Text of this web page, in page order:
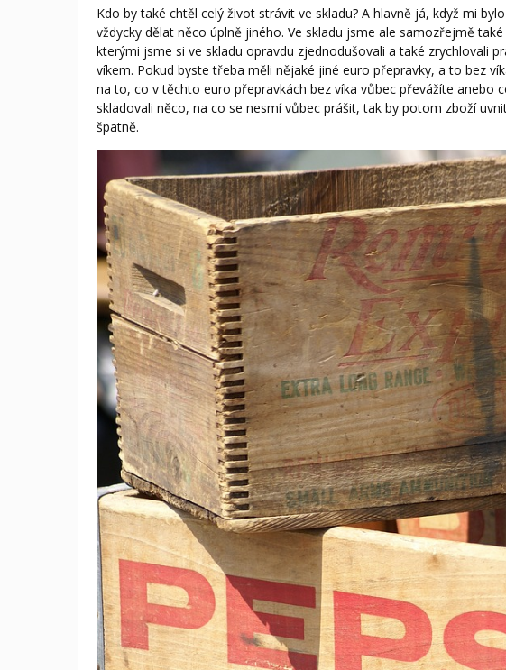
Kdo by také chtěl celý život strávit ve skladu? A hlavně já, když mi
vždycky dělat něco úplně jiného. Ve skladu jsme ale samozřejmě
kterými jsme si ve skladu opravdu zjednodušovali a také zrychlovali
víkem. Pokud byste třeba měli nějaké jiné euro přepravky, a to bez
na to, co v těchto euro přepravkách bez víka vůbec převážíte anebo
skladovali něco, na co se nesmí vůbec prášit, tak by potom zboží
špatně.